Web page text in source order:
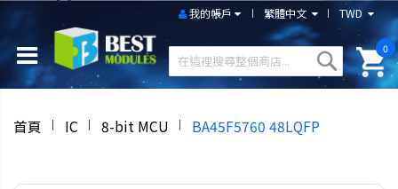
TWD
繁體中文
我的帳戶
0
首頁 IC 8-bit MCU BA45F5760 48LQFP